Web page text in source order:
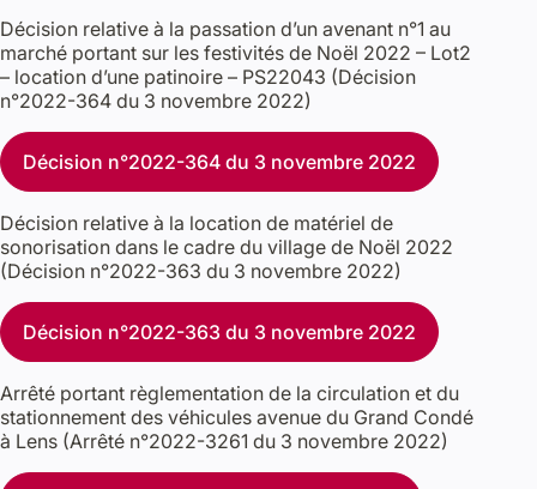
Décision relative à la passation d’un avenant n°1 au
marché portant sur les festivités de Noël 2022 – Lot2
– location d’une patinoire – PS22043 (Décision
n°2022-364 du 3 novembre 2022)
Décision n°2022-364 du 3 novembre 2022
Décision relative à la location de matériel de
sonorisation dans le cadre du village de Noël 2022
(Décision n°2022-363 du 3 novembre 2022)
Décision n°2022-363 du 3 novembre 2022
Arrêté portant règlementation de la circulation et du
stationnement des véhicules avenue du Grand Condé
à Lens (Arrêté n°2022-3261 du 3 novembre 2022)